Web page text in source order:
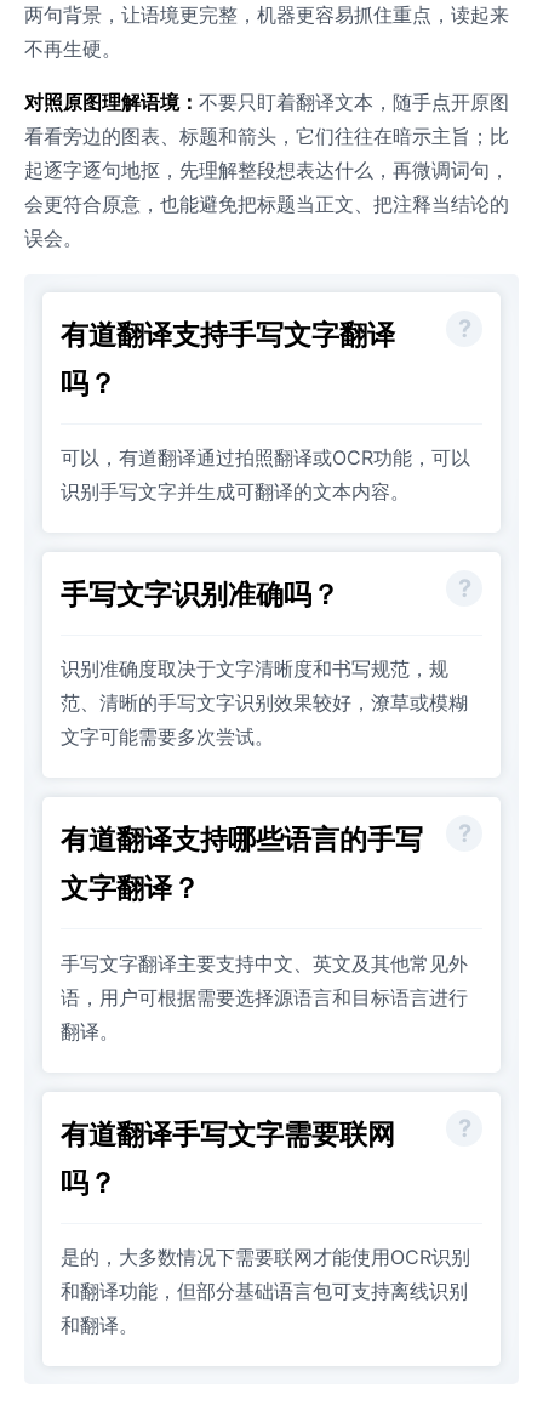
两句背景，让语境更完整，机器更容易抓住重点，读起来
不再生硬。
对照原图理解语境： 不要只盯着翻译文本，随手点开原图
看看旁边的图表、标题和箭头，它们往往在暗示主旨；比
起逐字逐句地抠，先理解整段想表达什么，再微调词句，
会更符合原意，也能避免把标题当正文、把注释当结论的
误会。
有道翻译支持手写文字翻译
吗？
可以，有道翻译通过拍照翻译或OCR功能，可以
识别手写文字并生成可翻译的文本内容。
手写文字识别准确吗？
识别准确度取决于文字清晰度和书写规范，规
范、清晰的手写文字识别效果较好，潦草或模糊
文字可能需要多次尝试。
有道翻译支持哪些语言的手写
文字翻译？
手写文字翻译主要支持中文、英文及其他常见外
语，用户可根据需要选择源语言和目标语言进行
翻译。
有道翻译手写文字需要联网
吗？
是的，大多数情况下需要联网才能使用OCR识别
和翻译功能，但部分基础语言包可支持离线识别
和翻译。